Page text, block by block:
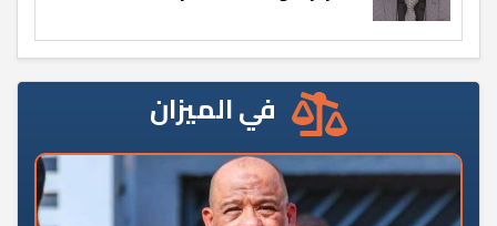
في الميزان